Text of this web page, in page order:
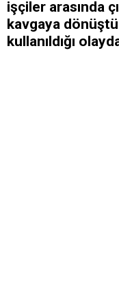
işçiler arasında
kavgaya
kullanıldığı